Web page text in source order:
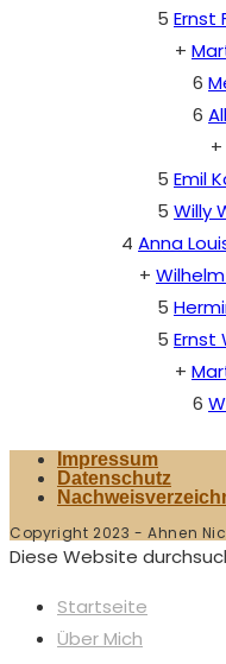
5 Ernst
+
6
6
+
5 Emil
5 Willy
4 Anna
+
5
5 Ernst
+
6
Impressum
Datenschutz
Copyright 2023 - Ahnen
Diese Website
Startseite
Über Mich